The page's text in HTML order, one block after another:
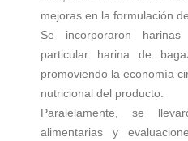
mejoras en la formulación
Se incorporaron
particular harina de
promoviendo la economía
nutricional del producto.
Paralelamente, se
alimentarias y